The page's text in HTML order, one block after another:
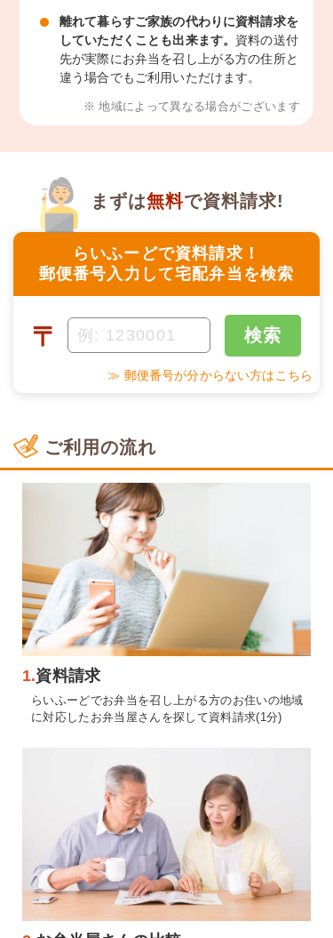
離れて暮らすご家族の代わりに資料請求を
していただくことも出来ます。 資料の送付
先が実際にお弁当を召し上がる方の住所と
違う場合でもご利用いただけます。
※ 地域によって異なる場合がございます
らいふーどで資料請求！
郵便番号入力して宅配弁当を検索
まずは無料で資料請求!
〒 検索
≫ 郵便番号が分からない方はこちら
ご利用の流れ
1.資料請求
らいふーどでお弁当を召し上がる方のお住いの地域
に対応したお弁当屋さんを探して資料請求(1分)